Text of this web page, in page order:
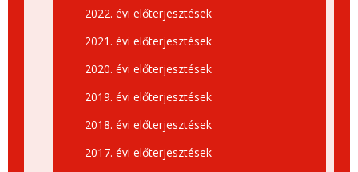
2022. évi előterjesztések
2021. évi előterjesztések
2020. évi előterjesztések
2019. évi előterjesztések
2018. évi előterjesztések
2017. évi előterjesztések